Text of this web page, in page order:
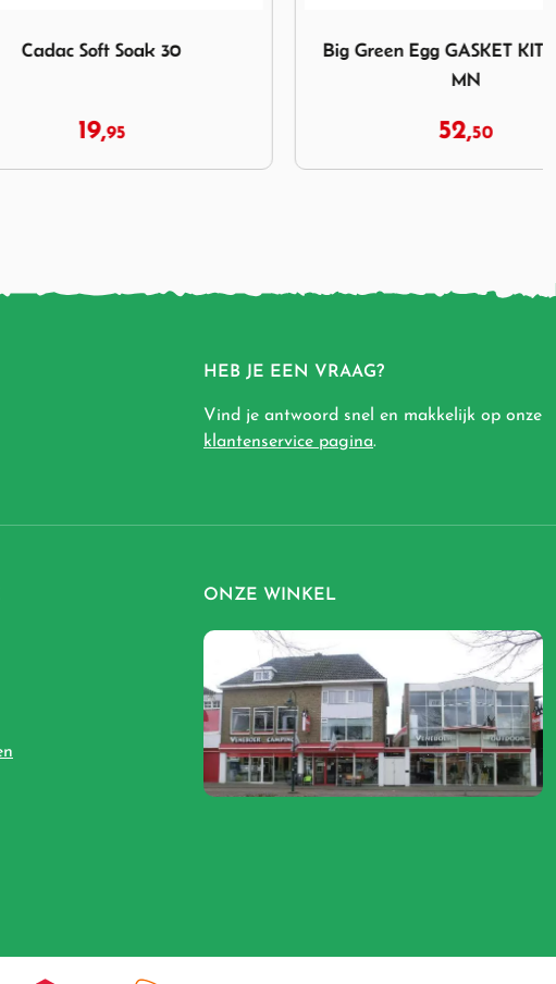
Soak 30
Big Green Egg GASKET KIT M S MX
HEB JE EEN VRAAG?
Vind je antwoord snel en makkelijk op onze
klantenservice pagina.
ONZE WINKEL